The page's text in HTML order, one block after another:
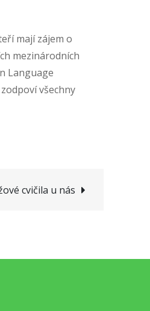
mají zájem o
mezinárodních
Language
všechny
cvičila u nás